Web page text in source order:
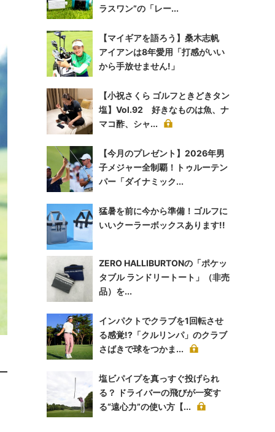
ラスワン”の「レー...
【マイギアを語ろう】桑木志帆
アイアンは8年愛用「打感がいい
から手放せません!」
【小祝さくら ゴルフときどきタン
塩】Vol.92 好きなものは魚、ナ
マコ酢、シャ...
【今月のプレゼント】2026年男
子メジャー全制覇！トゥルーテン
パー「ダイナミック...
猛暑を前に今から準備！ゴルフに
いいクーラーボックスあります!!
ZERO HALLIBURTONの「ポケッ
タブル ランドリートート」（非売
品）を...
インパクトでクラブを1回転させ
る感覚!?「クルリンパ」のクラブ
さばきで球をつかま...
塩ビパイプを真っすぐ投げられ
る？ ドライバーの飛びが一変す
る“遠心力”の使い方【...